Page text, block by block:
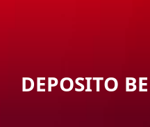
DEPOSITO